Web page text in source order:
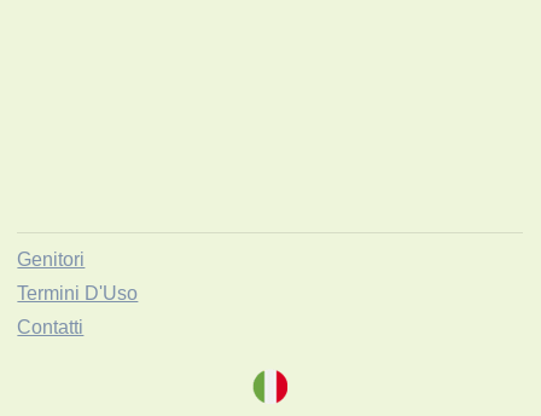
Genitori
Termini D'Uso
Contatti